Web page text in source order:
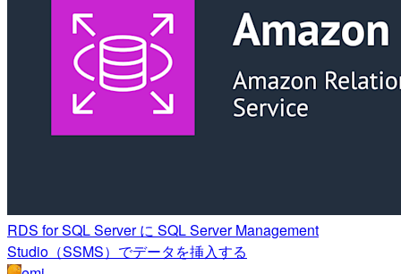
RDS for SQL Server に SQL Server Management
Studio（SSMS）でデータを挿入する